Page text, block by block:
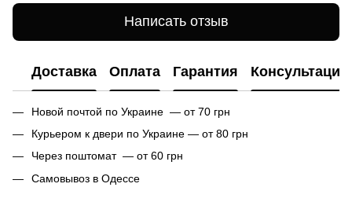
Написать отзыв
Доставка Оплата Гарантия Консультация
Новой почтой по Украине — от 70 грн
Курьером к двери по Украине — от 80 грн
Через поштомат — от 60 грн
Самовывоз в Одессе